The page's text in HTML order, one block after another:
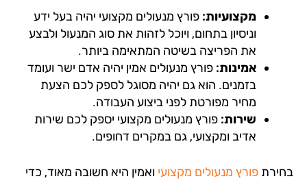
מקצועיות:פורץ מנעולים מקצועי יהיה בעל ידע
וניסיון בתחום, ויוכל לזהות את סוג המנעול ולבצע
את הפריצה בשיטה המתאימה ביותר.
אמינות:פורץ מנעולים אמין יהיה אדם ישר ועומד
בזמנים. הוא גם יהיה מסוגל לספק לכם הצעת
מחיר מפורטת לפני ביצוע העבודה.
שירות:פורץ מנעולים מקצועי יספק לכם שירות
אדיב ומקצועי, גם במקרים דחופים.
פורץ מנעולים מקצועיואמין היא חשובה מאוד, כדי